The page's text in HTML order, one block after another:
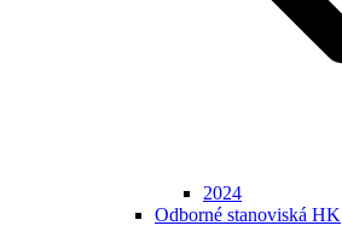
2024
Odborné stanoviská HK